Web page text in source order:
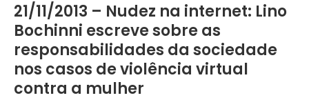
21/11/2013 – Nudez na internet: Lino
Bochinni escreve sobre as
responsabilidades da sociedade
nos casos de violência virtual
contra a mulher